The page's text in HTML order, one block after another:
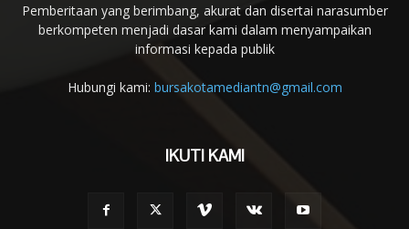
Pemberitaan yang berimbang, akurat dan disertai narasumber
berkompeten menjadi dasar kami dalam menyampaikan
informasi kepada publik
Hubungi kami: bursakotamediantn@gmail.com
IKUTI KAMI